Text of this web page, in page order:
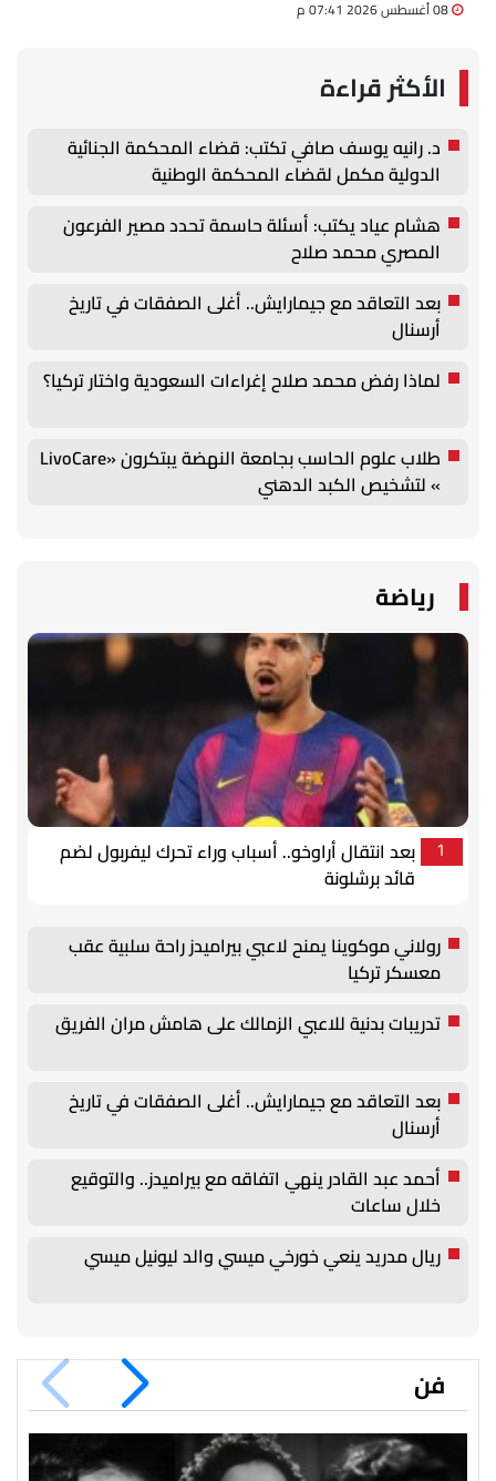
الأكثر قراءة
د. رانيه يوسف صافي تكتب: قضاء المحكمة الجنائية
الدولية مكمل لقضاء المحكمة الوطنية
هشام عياد يكتب: أسئلة حاسمة تحدد مصير الفرعون
المصري محمد صلاح
بعد التعاقد مع جيمارايش.. أغلى الصفقات في تاريخ
أرسنال
لماذا رفض محمد صلاح إغراءات السعودية واختار تركيا؟
طلاب علوم الحاسب بجامعة النهضة يبتكرون «LivoCare
» لتشخيص الكبد الدهني
رياضة
1
بعد انتقال أراوخو.. أسباب وراء تحرك ليفربول لضم
قائد برشلونة
رولاني موكوينا يمنح لاعبي بيراميدز راحة سلبية عقب
معسكر تركيا
تدريبات بدنية للاعبي الزمالك على هامش مران الفريق
بعد التعاقد مع جيمارايش.. أغلى الصفقات في تاريخ
أرسنال
أحمد عبد القادر ينهي اتفاقه مع بيراميدز.. والتوقيع
خلال ساعات
ريال مدريد ينعي خورخي ميسي والد ليونيل ميسي
فن